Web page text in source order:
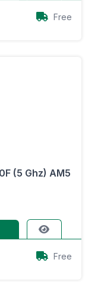
Free
(5 Ghz) AM5
Free